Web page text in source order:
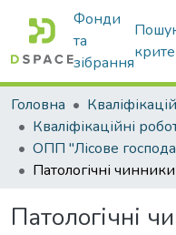
Фонди
та
зібрання
Головна
Патологічні